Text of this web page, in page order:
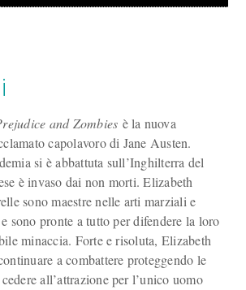
and Zombies è la nuova
capolavoro di Jane Austen.
si è abbattuta sull’Inghilterra del
è invaso dai non morti. Elizabeth
sono maestre nelle arti marziali e
sono pronte a tutto per difendere la loro
minaccia. Forte e risoluta, Elizabeth
a combattere proteggendo le
all’attrazione per l’unico uomo